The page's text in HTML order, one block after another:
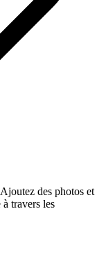
des photos et
travers les